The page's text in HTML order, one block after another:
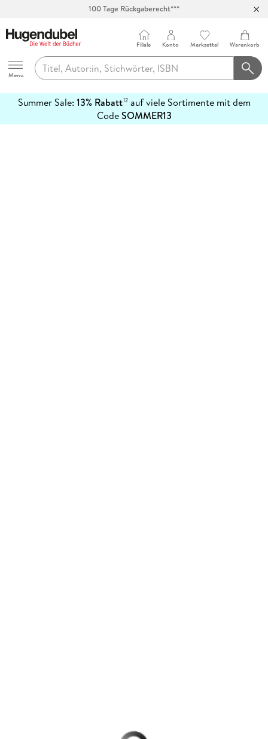
100 Tage Rückgaberecht***
Hugendubel
Menu
Filiale Konto Merkzettel Warenkorb
Summer Sale: 13% Rabatt12auf viele Sortimente mit dem
CodeSOMMER13
erfahren